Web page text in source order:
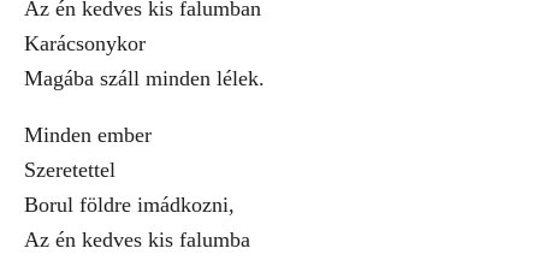
Az én kedves kis falumban
Karácsonykor
Magába száll minden lélek.
Minden ember
Szeretettel
Borul földre imádkozni,
Az én kedves kis falumba